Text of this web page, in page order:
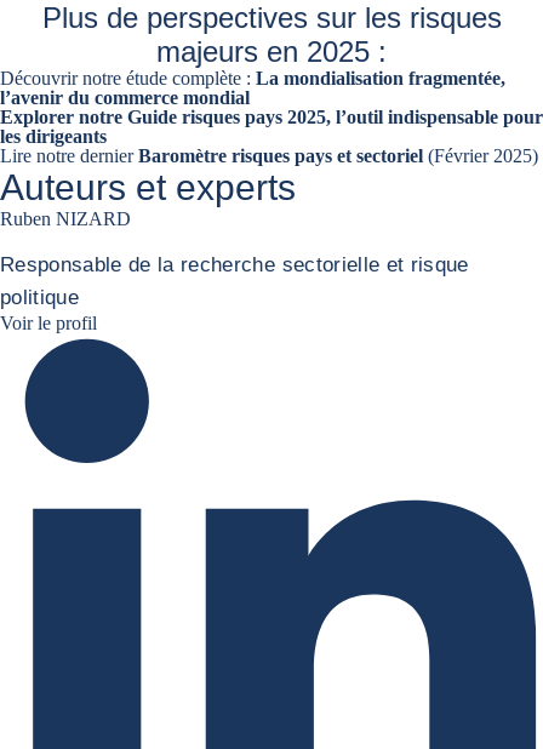
Plus de perspectives sur les risques
majeurs en 2025 :
Découvrir notre étude complète : La mondialisation fragmentée,
l’avenir du commerce mondial
Explorer notre Guide risques pays 2025, l’outil indispensable pour
les dirigeants
Lire notre dernierBaromètre risques pays et sectoriel (Février 2025)
Auteurs et experts
Ruben NIZARD
Responsable de la recherche sectorielle et risque
politique
Voir le profil